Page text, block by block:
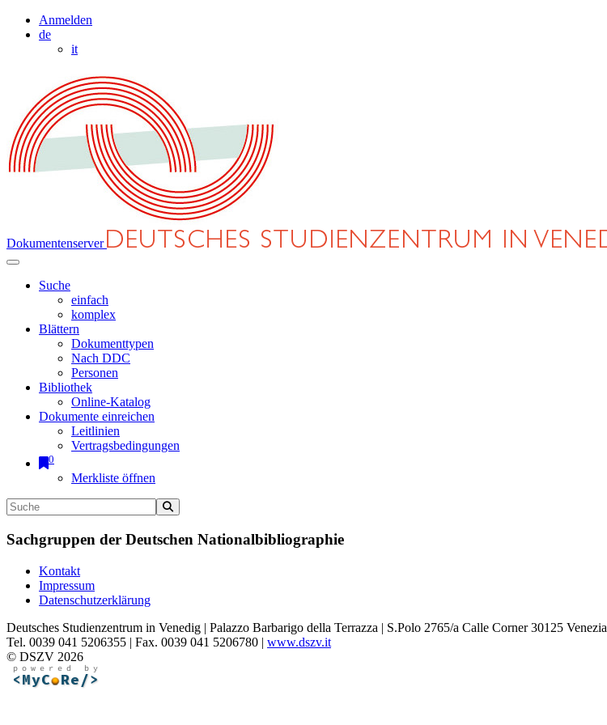
Anmelden
de
it
Dokumentenserver
Suche
einfach
komplex
Blättern
Dokumenttypen
Nach DDC
Personen
Bibliothek
Online-Katalog
Dokumente einreichen
Leitlinien
Vertragsbedingungen
0
Merkliste öffnen
Sachgruppen der Deutschen Nationalbibliographie
Kontakt
Impressum
Datenschutzerklärung
Deutsches Studienzentrum in Venedig | Palazzo Barbarigo della Terrazza | S.Polo 2765/a Calle Corner 30125 Venezia
Tel. 0039 041 5206355 | Fax. 0039 041 5206780 | www.dszv.it
© DSZV 2026